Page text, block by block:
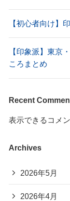
【初心者向け】
【印象派】東京
ころまとめ
Recent
表示できるコメ
Archives
2026年5月
2026年4月